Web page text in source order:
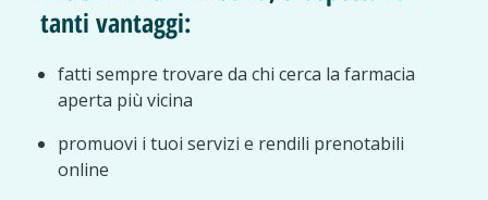
tanti vantaggi:
fatti sempre trovare da chi cerca la farmacia
aperta più vicina
promuovi i tuoi servizi e rendili prenotabili
online